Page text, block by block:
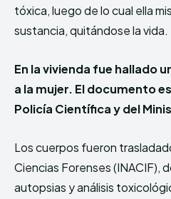
tóxica, luego de lo cual ella
sustancia, quitándose la vida.
En la vivienda fue hallado
a la mujer. El documento
Policía Científica y del
Los cuerpos fueron
Ciencias Forenses (INACIF),
autopsias y análisis